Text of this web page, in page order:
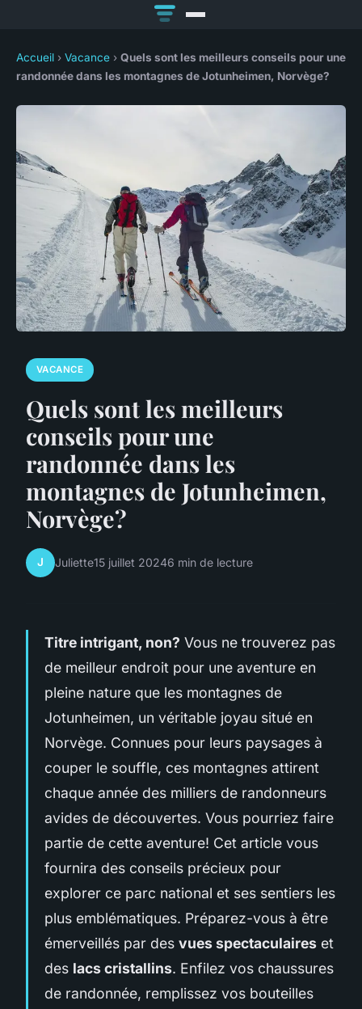
Accueil › Vacance › Quels sont les meilleurs conseils pour une
randonnée dans les montagnes de Jotunheimen, Norvège?
VACANCE
Quels sont les meilleurs
conseils pour une
randonnée dans les
montagnes de Jotunheimen,
Norvège?
J Juliette15 juillet 20246 min de lecture
Titre intrigant, non? Vous ne trouverez pas
de meilleur endroit pour une aventure en
pleine nature que les montagnes de
Jotunheimen, un véritable joyau situé en
Norvège. Connues pour leurs paysages à
couper le souffle, ces montagnes attirent
chaque année des milliers de randonneurs
avides de découvertes. Vous pourriez faire
partie de cette aventure! Cet article vous
fournira des conseils précieux pour
explorer ce parc national et ses sentiers les
plus emblématiques. Préparez-vous à être
émerveillés par des vues spectaculaires et
des lacs cristallins. Enfilez vos chaussures
de randonnée, remplissez vos bouteilles